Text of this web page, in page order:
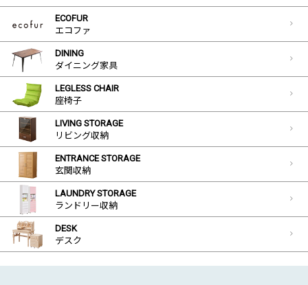
ECOFUR
エコファ
DINING
ダイニング家具
LEGLESS CHAIR
座椅子
LIVING STORAGE
リビング収納
ENTRANCE STORAGE
玄関収納
LAUNDRY STORAGE
ランドリー収納
DESK
デスク